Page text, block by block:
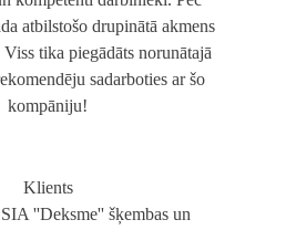
atbilstošo drupinātā akmens
tika piegādāts norunātajā
sadarboties ar šo
kompāniju!
Klients
''Deksme'' šķembas un